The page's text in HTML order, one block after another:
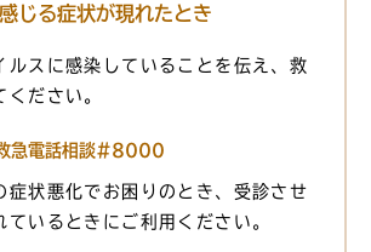
じる症状が現れたとき
ルスに感染していることを伝え、救
ください。
急電話相談#8000
症状悪化でお困りのとき、受診させ
ているときにご利用ください。